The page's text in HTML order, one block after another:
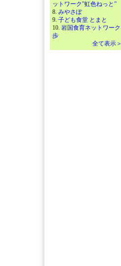
ットワーク”虹色ねっと”
8. みやさぽ
9. 子ども食堂 とまと
10. 岩国食育ネットワーク
歩
全て表示＞